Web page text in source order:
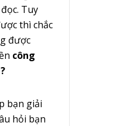
Tuy
thì chắc
được
công
bạn giải
hỏi bạn